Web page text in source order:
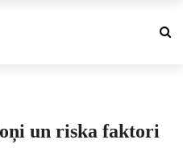
un riska faktori